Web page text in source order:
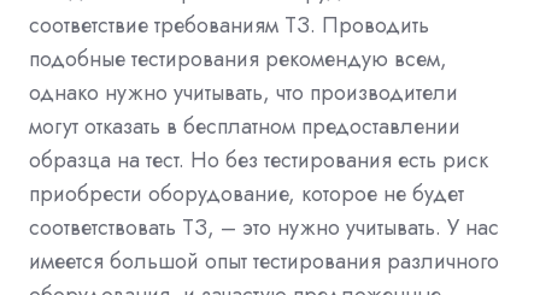
соответствие требованиям ТЗ. Проводить
подобные тестирования рекомендую всем,
однако нужно учитывать, что производители
могут отказать в бесплатном предоставлении
образца на тест. Но без тестирования есть риск
приобрести оборудование, которое не будет
соответствовать ТЗ, – это нужно учитывать. У нас
имеется большой опыт тестирования различного